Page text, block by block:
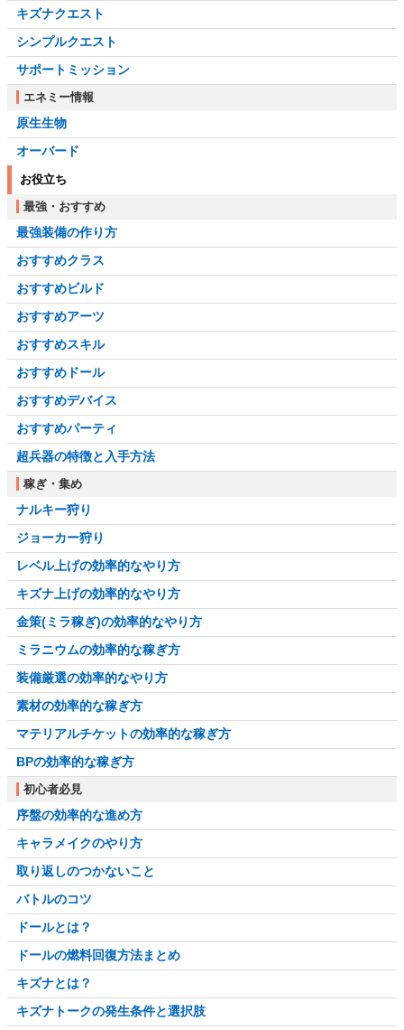
キズナクエスト
シンプルクエスト
サポートミッション
エネミー情報
原生生物
オーバード
お役立ち
最強・おすすめ
最強装備の作り方
おすすめクラス
おすすめビルド
おすすめアーツ
おすすめスキル
おすすめドール
おすすめデバイス
おすすめパーティ
超兵器の特徴と入手方法
稼ぎ・集め
ナルキー狩り
ジョーカー狩り
レベル上げの効率的なやり方
キズナ上げの効率的なやり方
金策(ミラ稼ぎ)の効率的なやり方
ミラニウムの効率的な稼ぎ方
装備厳選の効率的なやり方
素材の効率的な稼ぎ方
マテリアルチケットの効率的な稼ぎ方
BPの効率的な稼ぎ方
初心者必見
序盤の効率的な進め方
キャラメイクのやり方
取り返しのつかないこと
バトルのコツ
ドールとは？
ドールの燃料回復方法まとめ
キズナとは？
キズナトークの発生条件と選択肢